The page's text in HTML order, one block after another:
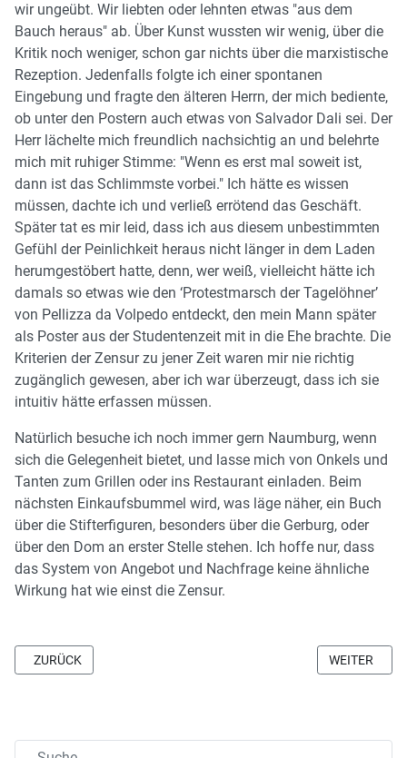
wir ungeübt. Wir liebten oder lehnten etwas "aus dem
Bauch heraus" ab. Über Kunst wussten wir wenig, über die
Kritik noch weniger, schon gar nichts über die marxistische
Rezeption. Jedenfalls folgte ich einer spontanen
Eingebung und fragte den älteren Herrn, der mich bediente,
ob unter den Postern auch etwas von Salvador Dali sei. Der
Herr lächelte mich freundlich nachsichtig an und belehrte
mich mit ruhiger Stimme: "Wenn es erst mal soweit ist,
dann ist das Schlimmste vorbei." Ich hätte es wissen
müssen, dachte ich und verließ errötend das Geschäft.
Später tat es mir leid, dass ich aus diesem unbestimmten
Gefühl der Peinlichkeit heraus nicht länger in dem Laden
herumgestöbert hatte, denn, wer weiß, vielleicht hätte ich
damals so etwas wie den ‘Protestmarsch der Tagelöhner’
von Pellizza da Volpedo entdeckt, den mein Mann später
als Poster aus der Studentenzeit mit in die Ehe brachte. Die
Kriterien der Zensur zu jener Zeit waren mir nie richtig
zugänglich gewesen, aber ich war überzeugt, dass ich sie
intuitiv hätte erfassen müssen.
Natürlich besuche ich noch immer gern Naumburg, wenn
sich die Gelegenheit bietet, und lasse mich von Onkels und
Tanten zum Grillen oder ins Restaurant einladen. Beim
nächsten Einkaufsbummel wird, was läge näher, ein Buch
über die Stifterfiguren, besonders über die Gerburg, oder
über den Dom an erster Stelle stehen. Ich hoffe nur, dass
das System von Angebot und Nachfrage keine ähnliche
Wirkung hat wie einst die Zensur.
VORHERIGER BEITRAG: IM GÜNTER: BERICHTE
ZURÜCK NÄCHSTER
WEITER